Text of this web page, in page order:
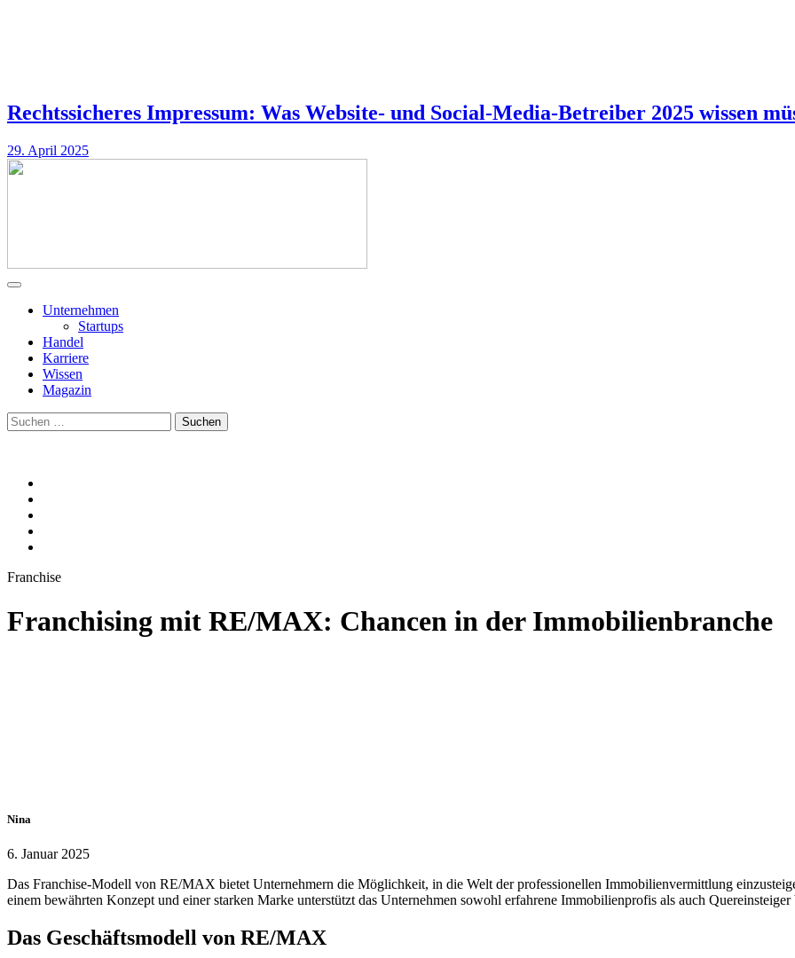
Rechtssicheres Impressum: Was Website- und Social-Media-Betreiber 2025 wissen
29. April 2025
Unternehmen
Startups
Handel
Karriere
Wissen
Magazin
Suchen
nach:
Franchise
Franchising mit RE/MAX: Chancen in der Immobilienbranche
Nina
6. Januar 2025
Das Franchise-Modell von RE/MAX bietet Unternehmern die Möglichkeit, in die Welt der professionellen Immobilienvermittlung
einem bewährten Konzept und einer starken Marke unterstützt das Unternehmen sowohl erfahrene Immobilienprofis als auch
Das Geschäftsmodell von RE/MAX